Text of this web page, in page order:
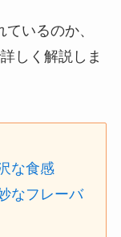
いるのか、
しく解説しま
な食感
なフレーバ